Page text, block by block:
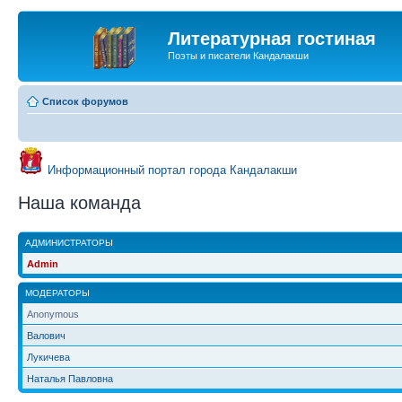
Литературная гостиная
Поэты и писатели Кандалакши
Список форумов
Информационный портал города Кандалакши
Наша команда
АДМИНИСТРАТОРЫ
Admin
МОДЕРАТОРЫ
Anonymous
Валович
Лукичева
Наталья Павловна